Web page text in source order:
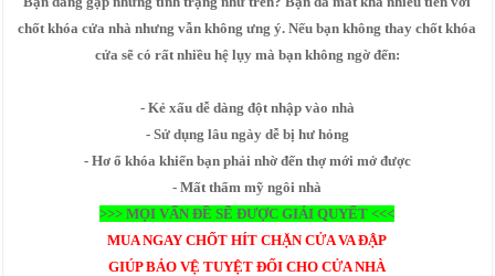
chốt khóa cửa nhà nhưng vẫn không ưng ý. Nếu bạn không thay chốt khóa
cửa sẽ có rất nhiều hệ lụy mà bạn không ngờ đến:
- Kẻ xấu dễ dàng đột nhập vào nhà
- Sử dụng lâu ngày dễ bị hư hỏng
- Hơ ổ khóa khiến bạn phải nhờ đến thợ mới mở được
- Mất thẩm mỹ ngôi nhà
>>> MỌI VẤN ĐỀ SẼ ĐƯỢC GIẢI QUYẾT <<<
MUA NGAY CHỐT HÍT CHẶN CỬA VA ĐẬP
GIÚP BẢO VỆ TUYỆT ĐỐI CHO CỬA NHÀ